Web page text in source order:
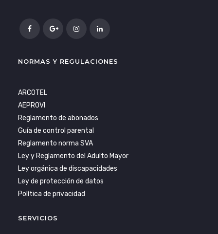
NORMAS Y REGULACIONES
ARCOTEL
AEPROVI
Reglamento de abonados
Guía de control parental
Reglamento norma SVA
Ley y Reglamento del Adulto Mayor
Ley orgánica de discapacidades
Ley de protección de datos
Política de privacidad
SERVICIOS